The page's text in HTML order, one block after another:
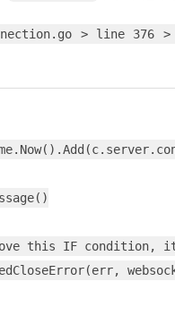
> line 376
this IF condition,